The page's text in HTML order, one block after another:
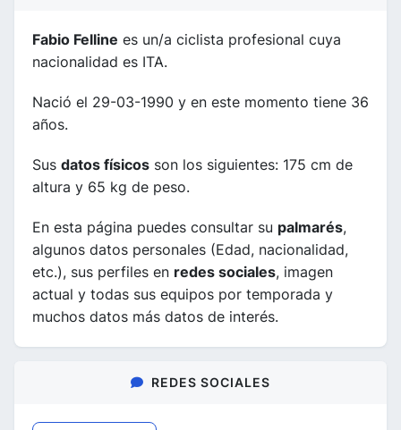
Fabio Felline es un/a ciclista profesional cuya
nacionalidad es ITA.
Nació el 29-03-1990 y en este momento tiene 36
años.
Sus datos físicos son los siguientes: 175 cm de
altura y 65 kg de peso.
En esta página puedes consultar su palmarés,
algunos datos personales (Edad, nacionalidad,
etc.), sus perfiles en redes sociales, imagen
actual y todas sus equipos por temporada y
muchos datos más datos de interés.
REDES SOCIALES